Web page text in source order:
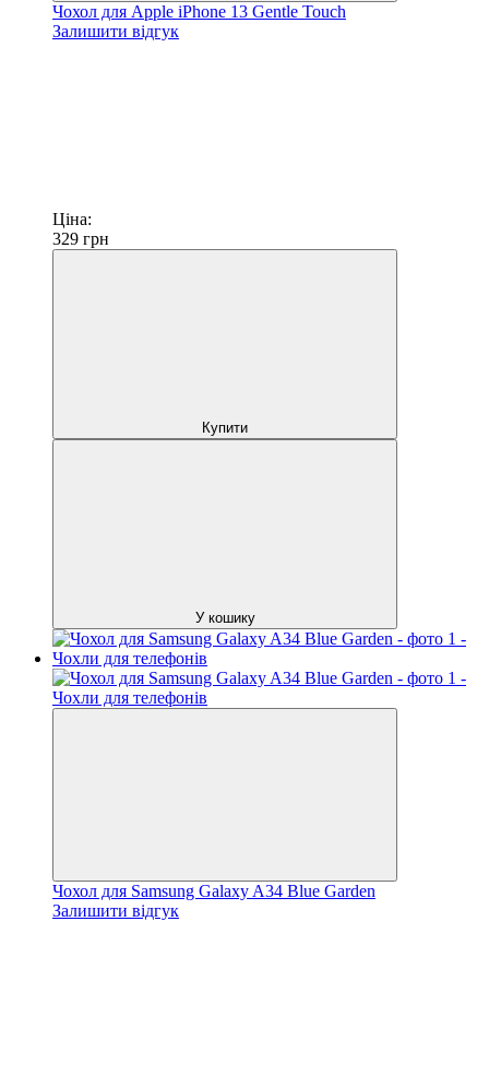
Чохол для Apple iPhone 13 Gentle Touch
Залишити відгук
Ціна:
329 грн
Купити
У кошику
Чохол для Samsung Galaxy A34 Blue Garden
Залишити відгук